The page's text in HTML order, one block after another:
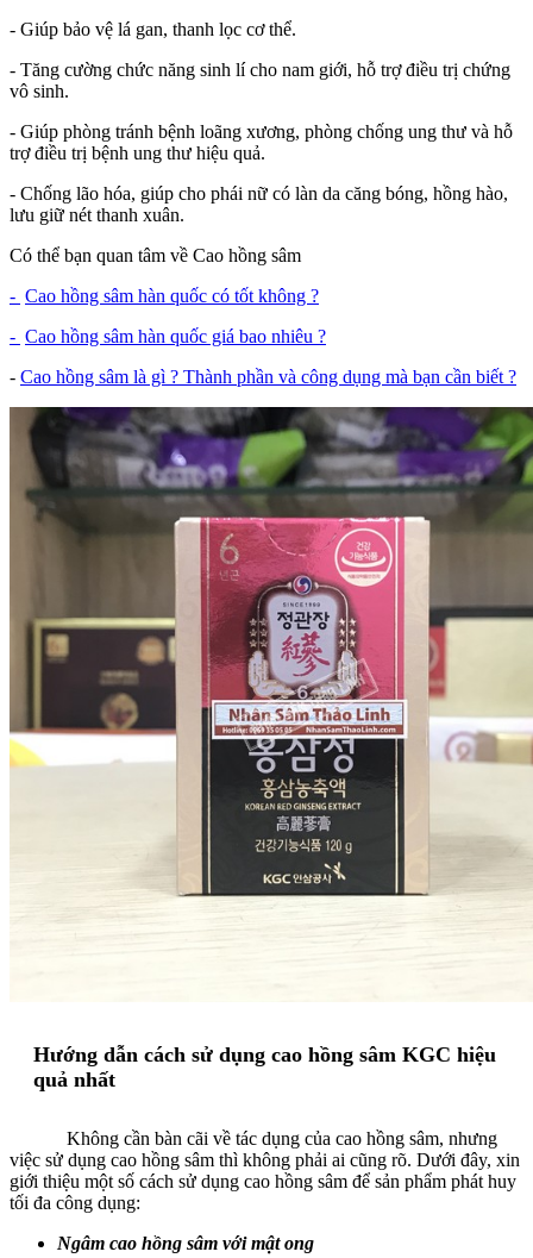
- Giúp bảo vệ lá gan, thanh lọc cơ thể.
- Tăng cường chức năng sinh lí cho nam giới, hỗ trợ điều trị chứng
vô sinh.
- Giúp phòng tránh bệnh loãng xương, phòng chống ung thư và hỗ
trợ điều trị bệnh ung thư hiệu quả.
- Chống lão hóa, giúp cho phái nữ có làn da căng bóng, hồng hào,
lưu giữ nét thanh xuân.
Có thể bạn quan tâm về Cao hồng sâm
- Cao hồng sâm hàn quốc có tốt không ?
- Cao hồng sâm hàn quốc giá bao nhiêu ?
- Cao hồng sâm là gì ? Thành phần và công dụng mà bạn cần biết ?
Hướng dẫn cách sử dụng cao hồng sâm KGC hiệu
quả nhất
Không cần bàn cãi về tác dụng của cao hồng sâm, nhưng
việc sử dụng cao hồng sâm thì không phải ai cũng rõ. Dưới đây, xin
giới thiệu một số cách sử dụng cao hồng sâm để sản phẩm phát huy
tối đa công dụng:
Ngâm cao hồng sâm với mật ong